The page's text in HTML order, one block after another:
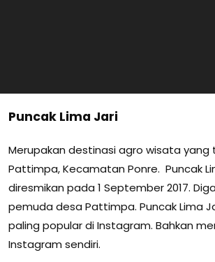
Puncak Lima Jari
Merupakan destinasi agro wisata yang
Pattimpa, Kecamatan Ponre. Puncak
diresmikan pada 1 September 2017.
pemuda desa Pattimpa. Puncak Lima
paling popular di Instagram. Bahkan
Instagram sendiri.